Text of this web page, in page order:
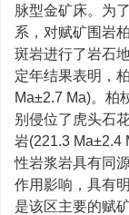
脉型金矿床。为
系，对赋矿围岩
斑岩进行了岩石
定年结果表明，
Ma±2.7 Ma)。柏
别侵位了虎头石
岩(221.3 Ma±2.4
性岩浆岩具有同
作用影响，具有
是该区主要的赋